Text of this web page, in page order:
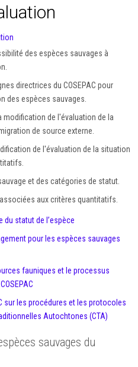
des espèces sauvages à
directrices du COSEPAC pour
des espèces sauvages.
modification de l'évaluation de la
de source externe.
de l'évaluation de la situation
et des catégories de statut.
associées aux critères quantitatifs.
statut de l’espèce
pour les espèces sauvages
fauniques et le processus
sur les procédures et les protocoles
Autochtones (CTA)
sauvages du